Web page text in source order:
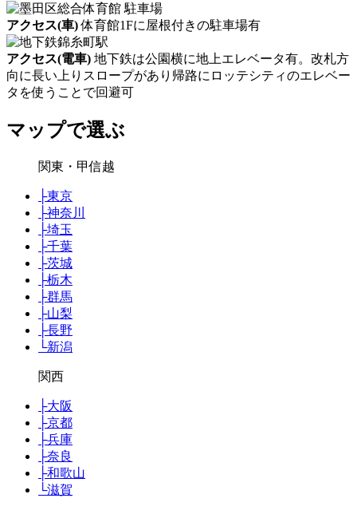
アクセス(車)体育館1Fに屋根付きの駐車場有
アクセス(電車) 地下鉄は公園横に地上エレベータ有。改札方
向に長い上りスロープがあり帰路にロッテシティのエレベー
タを使うことで回避可
マップで選ぶ
関東・甲信越
├東京
├神奈川
├埼玉
├千葉
├茨城
├栃木
├群馬
├山梨
├長野
└新潟
関西
├大阪
├京都
├兵庫
├奈良
├和歌山
└滋賀